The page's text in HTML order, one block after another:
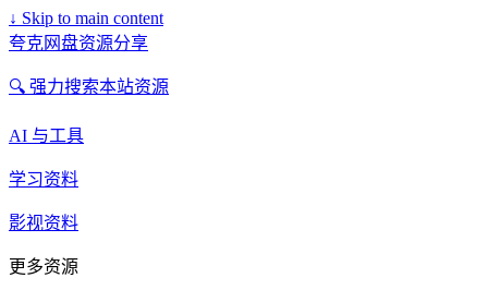
↓ Skip to main content
夸克网盘资源分享
🔍 强力搜索本站资源
AI 与工具
学习资料
影视资料
更多资源